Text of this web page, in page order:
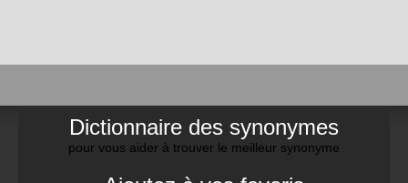
Dictionnaire des synonymes
pour vous aider à trouver le meilleur synonyme